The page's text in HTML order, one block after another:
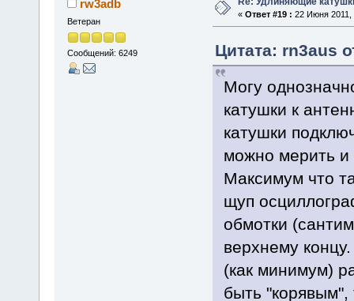
rw3adb
Ветеран
Сообщений: 6249
« Ответ #19 : 22 Июня 2011,
Цитата: rn3aus
Могу
катушки к
катушки
можно мерить и
Максимум что
щуп
обмотки
верхнему
(как минимум)
быть "корявым",